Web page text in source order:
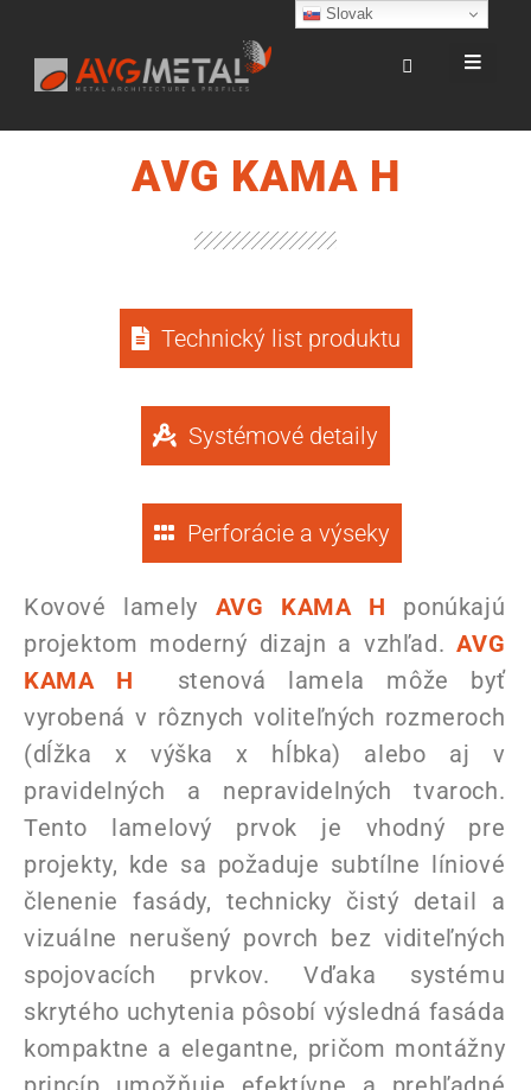
AVG KAMA H
Technický list produktu
Systémové detaily
Perforácie a výseky
Kovové lamely AVG KAMA H ponúkajú
projektom moderný dizajn a vzhľad.AVG
KAMA H
stenová lamela môže byť
vyrobená v rôznych voliteľných rozmeroch
(dĺžka x výška x hĺbka) alebo aj v
pravidelných a nepravidelných tvaroch.
Tento lamelový prvok je vhodný pre
projekty, kde sa požaduje subtílne líniové
členenie fasády, technicky čistý detail a
vizuálne nerušený povrch bez viditeľných
spojovacích prvkov. Vďaka systému
skrytého uchytenia pôsobí výsledná fasáda
kompaktne a elegantne, pričom montážny
Slovak